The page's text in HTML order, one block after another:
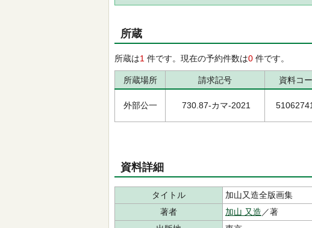
所蔵
所蔵は1 件です。現在の予約件数は0 件です。
所蔵場所 請求記号 資料コ
外部公一 730.87-カマ-2021
資料詳細
タイトル
加山又造全版画集
著者
加山 又造 ／著